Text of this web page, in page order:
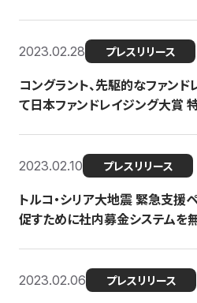
2023.02.28 プレスリリース
コングラント、先駆的なファン
て日本ファンドレイジング大賞
2023.02.10 プレスリリース
トルコ・シリア大地震 緊急支援
促すために社内募金システムを
2023.02.06 プレスリリース